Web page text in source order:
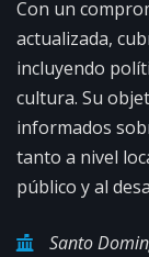
Con un
actualizada,
incluyendo
cultura. Su
informados
tanto a nivel
público y al
Santo